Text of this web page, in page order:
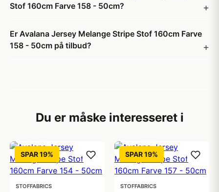
Stof 160cm Farve 158 - 50cm?
Er Avalana Jersey Melange Stripe Stof 160cm Farve
158 - 50cm på tilbud?
Du er måske interesseret i
SPAR 19%
STOFFABRICS
SPAR 19%
STOFFABRICS